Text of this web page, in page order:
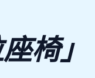
椅」